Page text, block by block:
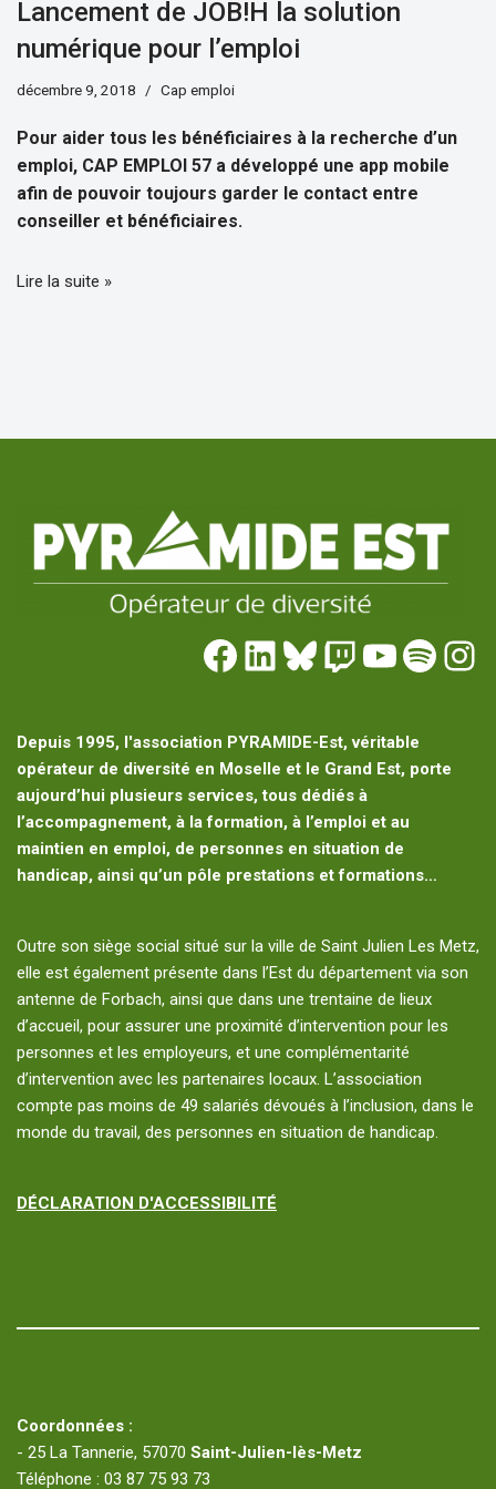
Lancement de JOB!H la solution
numérique pour l’emploi
décembre 9, 2018 Cap emploi
Pour aider tous les bénéficiaires à la recherche d’un
emploi, CAP EMPLOI 57 a développé une app mobile
afin de pouvoir toujours garder le contact entre
conseiller et bénéficiaires.
Lire la suite »
Depuis 1995, l'association PYRAMIDE-Est, véritable
opérateur de diversité en Moselle et le Grand Est, porte
aujourd’hui plusieurs services, tous dédiés à
l’accompagnement, à la formation, à l’emploi et au
maintien en emploi, de personnes en situation de
handicap, ainsi qu’un pôle prestations et formations…
Outre son siège social situé sur la ville de Saint Julien Les Metz,
elle est également présente dans l’Est du département via son
antenne de Forbach, ainsi que dans une trentaine de lieux
d’accueil, pour assurer une proximité d’intervention pour les
personnes et les employeurs, et une complémentarité
d’intervention avec les partenaires locaux. L’association
compte pas moins de 49 salariés dévoués à l’inclusion, dans le
monde du travail, des personnes en situation de handicap.
DÉCLARATION D'ACCESSIBILITÉ
Coordonnées :
- 25 La Tannerie, 57070 Saint-Julien-lès-Metz
Téléphone : 03 87 75 93 73